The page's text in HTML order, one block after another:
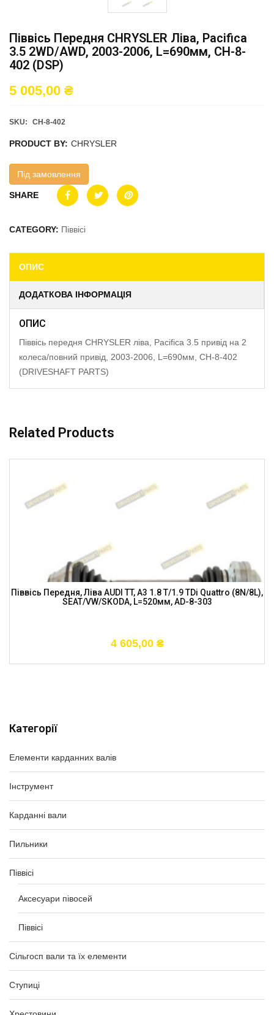
Категорії
Елементи карданних валів
Інструмент
Карданні вали
Пильники
Піввісі
Аксесуари півосей
Піввісі
Сільгосп вали та їх елементи
Ступиці
Піввісь Передня CHRYSLER Ліва, Pacifica
3.5 2WD/AWD, 2003-2006, L=690мм, CH-8-
402 (DSP)
5 005,00 ₴
SKU: CH-8-402
PRODUCT BY: CHRYSLER
Під замовлення
SHARE
CATEGORY: Піввісі
ОПИС
ДОДАТКОВА ІНФОРМАЦІЯ
ОПИС
Піввісь передня CHRYSLER ліва, Pacifica 3.5 привід на 2
колеса/повний привід, 2003-2006, L=690мм, CH-8-402
(DRIVESHAFT PARTS)
Related Products
Піввісь Передня, Ліва AUDI TT, A3 1.8 T/1.9 TDi Quattro (8N/8L),
SEAT/VW/SKODA, L=520мм, AD-8-303
4 605,00 ₴